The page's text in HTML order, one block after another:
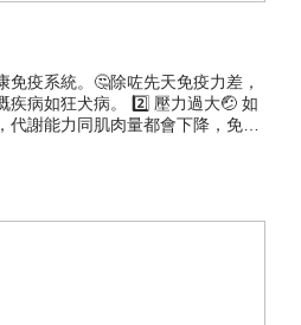
疫系統。🤔除咗先天免疫力差，
疾病如狂犬病。 2️⃣ 壓力過大🤕 如
謝能力同肌肉量都會下降，免疫
臟等。 ▶️如果毛孩從細就易病或
金黑酵母 6g×30包 ✨日本製造
有好多優惠等你發掘🔔 - 樂高寵